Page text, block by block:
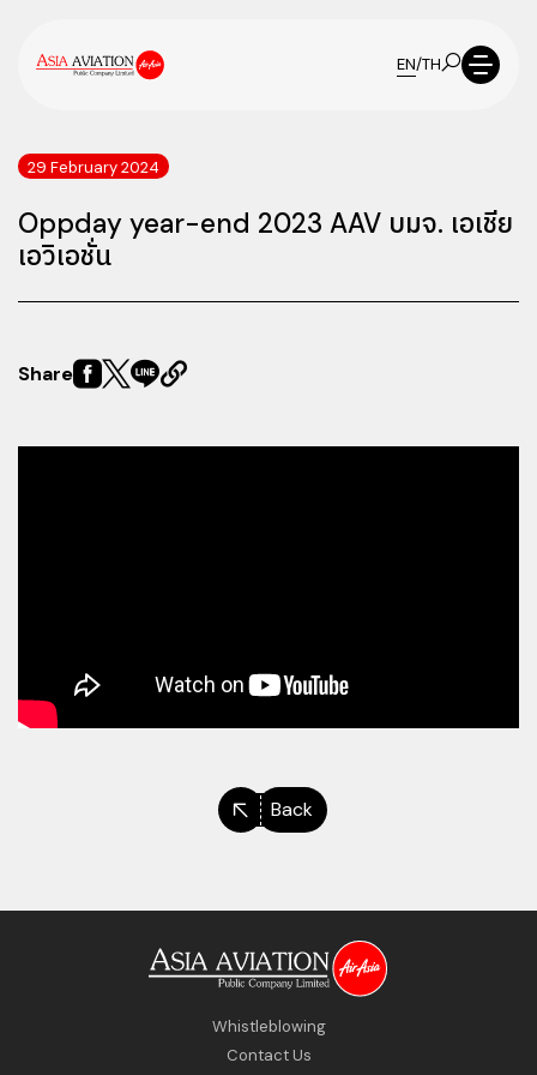
EN/TH
29 February 2024
Oppday year-end 2023 AAV บมจ. เอเชีย
เอวิเอชั่น
Share
Back
Whistleblowing
Contact Us